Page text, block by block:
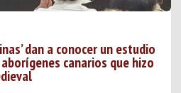
dan a conocer un estudio
canarios que hizo